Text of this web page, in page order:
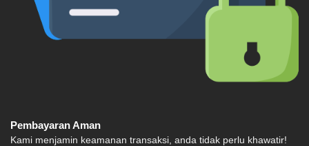
Pembayaran Aman
Kami menjamin keamanan transaksi, anda tidak perlu khawatir!